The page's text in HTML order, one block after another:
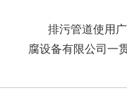
排污管道使用广
腐设备有限公司一